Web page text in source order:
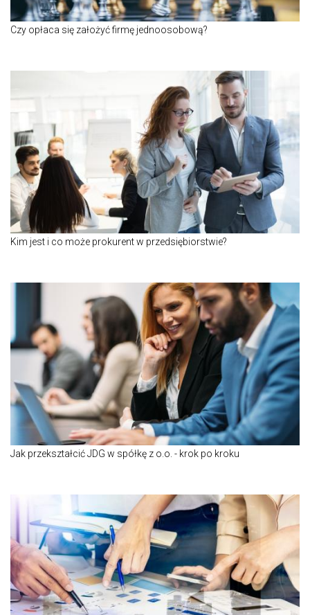
Czy opłaca się założyć firmę jednoosobową?
Kim jest i co może prokurent w przedsiębiorstwie?
Jak przekształcić JDG w spółkę z o.o. - krok po kroku